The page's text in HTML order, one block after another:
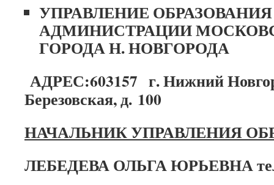
УПРАВЛЕНИЕ ОБРАЗОВАНИЯ
АДМИНИСТРАЦИИ
ГОРОДАН. НОВГОРОДА
АДРЕС:603157 г. Нижний
Березовская, д. 100
НАЧАЛЬНИК УПРАВЛЕНИЯ
ЛЕБЕДЕВА ОЛЬГА ЮРЬЕВНА